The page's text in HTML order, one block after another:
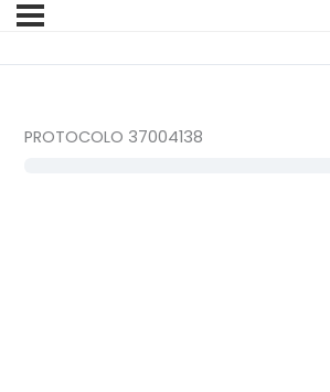
PROTOCOLO 37004138